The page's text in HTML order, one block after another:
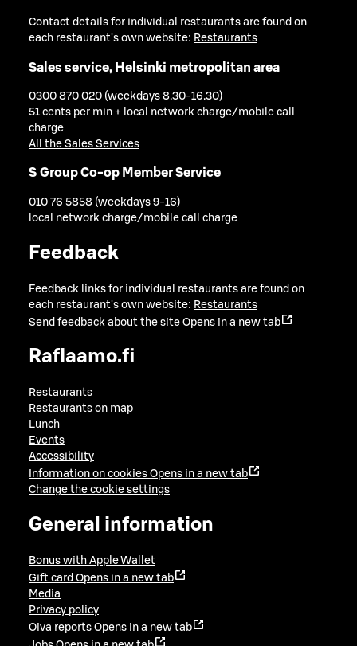
Contact details for individual restaurants are found on
each restaurant's own website: Restaurants
Sales service, Helsinki metropolitan area
0300 870 020 (weekdays 8.30-16.30)
51 cents per min + local network charge/mobile call
charge
All the Sales Services
S Group Co-op Member Service
010 76 5858 (weekdays 9-16)
local network charge/mobile call charge
Feedback
Feedback links for individual restaurants are found on
each restaurant's own website: Restaurants
Send feedback about the site Opens in a new tab
Raflaamo.fi
Restaurants
Restaurants on map
Lunch
Events
Accessibility
Information on cookies Opens in a new tab
Change the cookie settings
General information
Bonus with Apple Wallet
Gift card Opens in a new tab
Media
Privacy policy
Oiva reports Opens in a new tab